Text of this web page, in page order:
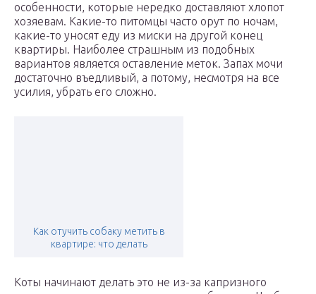
особенности, которые нередко доставляют хлопот
хозяевам. Какие-то питомцы часто орут по ночам,
какие-то уносят еду из миски на другой конец
квартиры. Наиболее страшным из подобных
вариантов является оставление меток. Запах мочи
достаточно въедливый, а потому, несмотря на все
усилия, убрать его сложно.
Как отучить собаку метить в
квартире: что делать
Коты начинают делать это не из-за капризного